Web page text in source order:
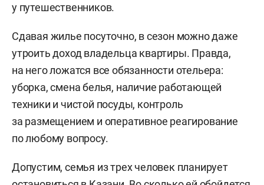
у путешественников.
Сдавая жилье посуточно, в сезон можно даже
утроить доход владельца квартиры. Правда,
на него ложатся все обязанности отельера:
уборка, смена белья, наличие работающей
техники и чистой посуды, контроль
за размещением и оперативное реагирование
по любому вопросу.
Допустим, семья из трех человек планирует